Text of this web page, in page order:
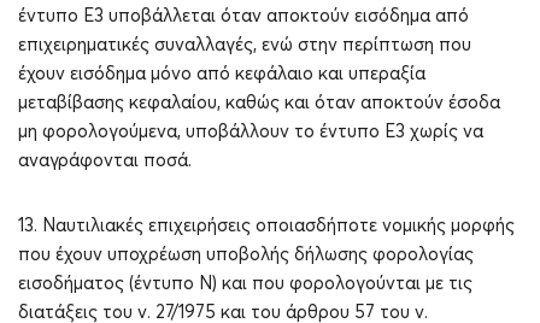
έντυπο Ε3 υποβάλλεται όταν αποκτούν εισόδημα από
επιχειρηματικές συναλλαγές, ενώ στην περίπτωση που
έχουν εισόδημα μόνο από κεφάλαιο και υπεραξία
μεταβίβασης κεφαλαίου, καθώς και όταν αποκτούν έσοδα
μη φορολογούμενα, υποβάλλουν το έντυπο Ε3 χωρίς να
αναγράφονται ποσά.
13. Ναυτιλιακές επιχειρήσεις οποιασδήποτε νομικής μορφής
που έχουν υποχρέωση υποβολής δήλωσης φορολογίας
εισοδήματος (έντυπο Ν) και που φορολογούνται με τις
διατάξεις του ν. 27/1975 και του άρθρου 57 του ν.